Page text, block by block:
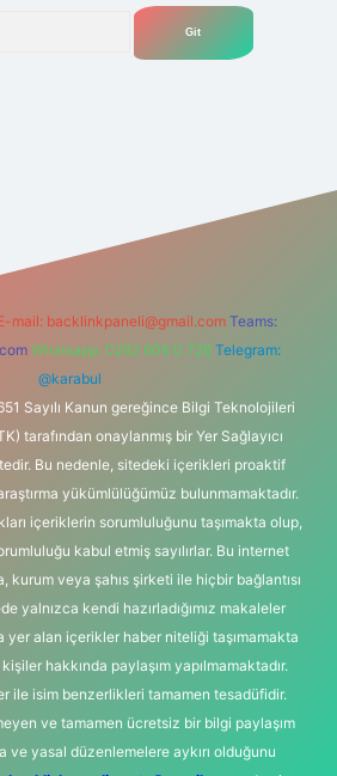
mail: backlinkpaneli@gmail.com Teams:
Whatsapp: 0262 606 0 726 Telegram:
@karabul
Sayılı Kanun gereğince Bilgi Teknolojileri
tarafından onaylanmış bir Yer Sağlayıcı
Bu nedenle, sitedeki içerikleri proaktif
yükümlülüğümüz bulunmamaktadır.
içeriklerin sorumluluğunu taşımakta olup,
kabul etmiş sayılırlar. Bu internet
kurum veya şahıs şirketi ile hiçbir bağlantısı
yalnızca kendi hazırladığımız makaleler
yer alan içerikler haber niteliği taşımamakta
hakkında paylaşım yapılmamaktadır.
ile isim benzerlikleri tamamen tesadüfidir.
ve tamamen ücretsiz bir bilgi paylaşım
ve yasal düzenlemelere aykırı olduğunu